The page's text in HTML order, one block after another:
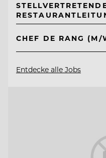
CHEF DE RANG (M/
Entdecke alle Jobs